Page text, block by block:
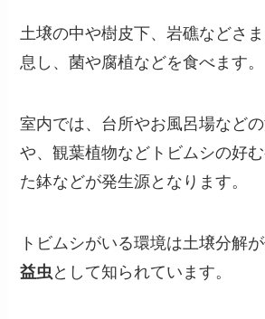
土壌の中や樹皮下、岩礁などさ
息し、菌や腐植などを食べます。
室内では、台所やお風呂場など
や、観葉植物などトビムシの好
た鉢などが発生源となります。
トビムシがいる環境は土壌分解
益虫 として知られています。